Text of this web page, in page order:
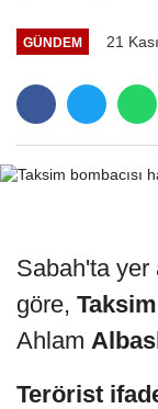
GÜNDEM 21
Sabah'ta yer
göre, Taksim
Ahlam
Terörist